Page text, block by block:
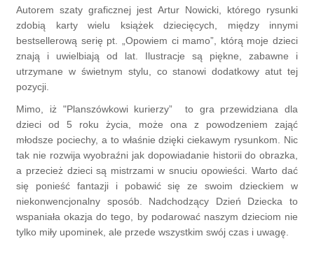
Autorem szaty graficznej jest Artur Nowicki, którego rysunki
zdobią karty wielu książek dziecięcych, między innymi
bestsellerową serię pt. „Opowiem ci mamo”, którą moje dzieci
znają i uwielbiają od lat. Ilustracje są piękne, zabawne i
utrzymane w świetnym stylu, co stanowi dodatkowy atut tej
pozycji.
Mimo, iż "Planszówkowi kurierzy” to gra przewidziana dla
dzieci od 5 roku życia, może ona z powodzeniem zająć
młodsze pociechy, a to właśnie dzięki ciekawym rysunkom. Nic
tak nie rozwija wyobraźni jak dopowiadanie historii do obrazka,
a przecież dzieci są mistrzami w snuciu opowieści. Warto dać
się ponieść fantazji i pobawić się ze swoim dzieckiem w
niekonwencjonalny sposób. Nadchodzący Dzień Dziecka to
wspaniała okazja do tego, by podarować naszym dzieciom nie
tylko miły upominek, ale przede wszystkim swój czas i uwagę.